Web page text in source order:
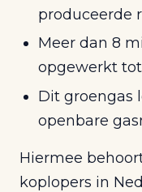
produceerde
Meer dan 8
opgewerkt
Dit groengas
openbare
Hiermee
koplopers in